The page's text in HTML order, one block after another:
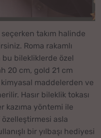
seçerken takım halinde
Roma rakamlı
bu bilekliklerde özel
20 cm, gold 21 cm
maddelerden ve
Hasır bileklik tokası
kazıma yöntemi ile
özelleştirmesi asla
bir yılbaşı hediyesi